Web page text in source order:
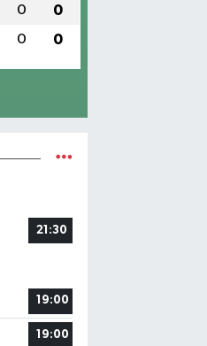
0 0
0 0
21:30
19:00
19:00